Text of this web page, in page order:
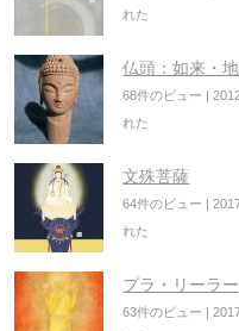
れた
仏頭：如来・
68件のビュー |
れた
文殊菩薩
64件のビュー |
れた
プラ・リーラー
63件のビュー |